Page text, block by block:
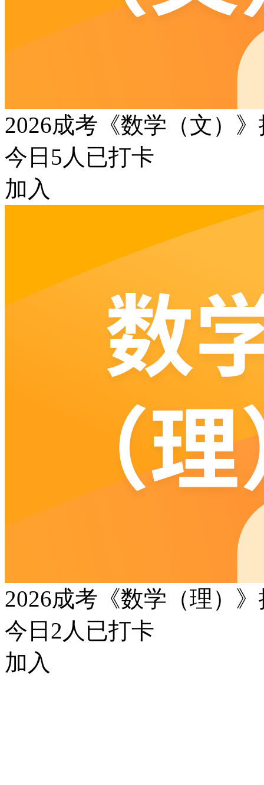
2026成考《数学（文）
今日 5 人已打卡
加入
2026成考《数学（理）
今日 2 人已打卡
加入